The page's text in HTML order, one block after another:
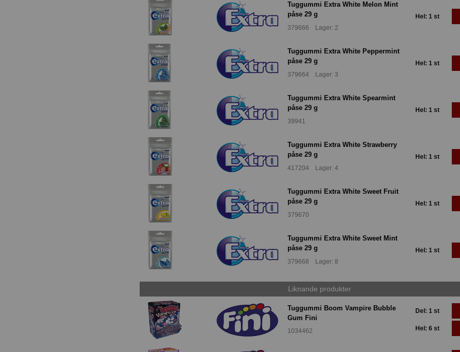
Tuggummi Extra White Melon Mint
påse 29 g
379666 Lager: 2
Hel: 1 st
Tuggummi Extra White Peppermint
påse 29 g
379664 Lager: 3
Hel: 1 st
Tuggummi Extra White Spearmint
påse 29 g
39941
Hel: 1 st
Tuggummi Extra White Strawberry
påse 29 g
417204 Lager: 4
Hel: 1 st
Tuggummi Extra White Sweet Fruit
påse 29 g
379670
Hel: 1 st
Tuggummi Extra White Sweet Mint
påse 29 g
379668 Lager: 8
Hel: 1 st
Liknande produkter
Tuggummi Boom Vampire Bubble
Gum Fini
1034462
Del: 1 st
Hel: 6 st